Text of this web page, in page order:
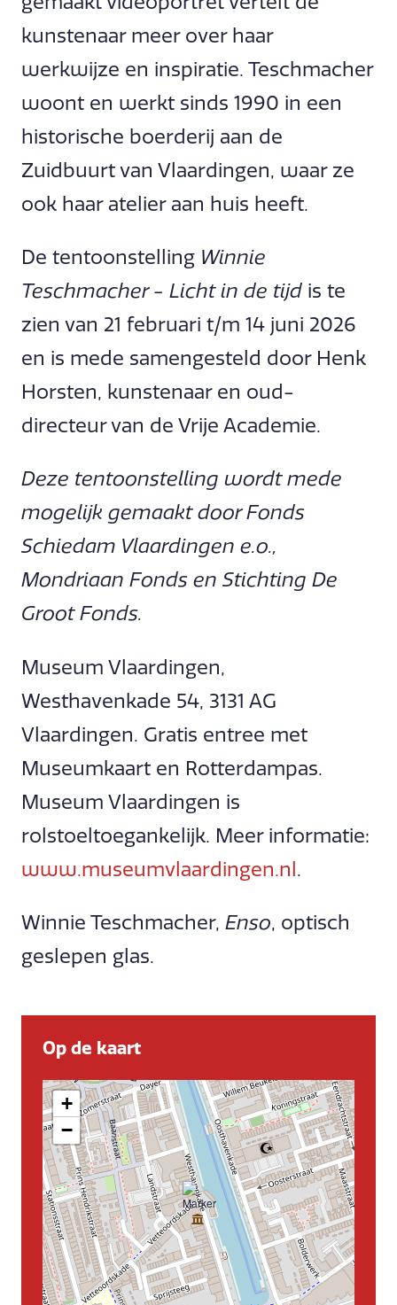
kunstenaar meer over haar
werkwijze en inspiratie. Teschmacher
woont en werkt sinds 1990 in een
historische boerderij aan de
Zuidbuurt van Vlaardingen, waar ze
ook haar atelier aan huis heeft.
De tentoonstelling Winnie
Teschmacher - Licht in de tijd is te
zien van 21 februari t/m 14 juni 2026
en is mede samengesteld door Henk
Horsten, kunstenaar en oud-
directeur van de Vrije Academie.
Deze tentoonstelling wordt mede
mogelijk gemaakt door Fonds
Schiedam Vlaardingen e.o.,
Mondriaan Fonds en Stichting De
Groot Fonds.
Museum Vlaardingen,
Westhavenkade 54, 3131 AG
Vlaardingen. Gratis entree met
Museumkaart en Rotterdampas.
Museum Vlaardingen is
rolstoeltoegankelijk. Meer informatie:
www.museumvlaardingen.nl.
Winnie Teschmacher, Enso, optisch
geslepen glas.
Op de kaart
+
−